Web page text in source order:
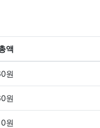
액
원
원
0원